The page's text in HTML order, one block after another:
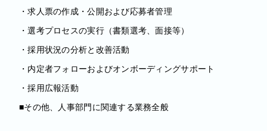
・求人票の作成・公開および応募者管理
・選考プロセスの実行（書類選考、面接等）
・採用状況の分析と改善活動
・内定者フォローおよびオンボーディングサポート
・採用広報活動
■その他、人事部門に関連する業務全般